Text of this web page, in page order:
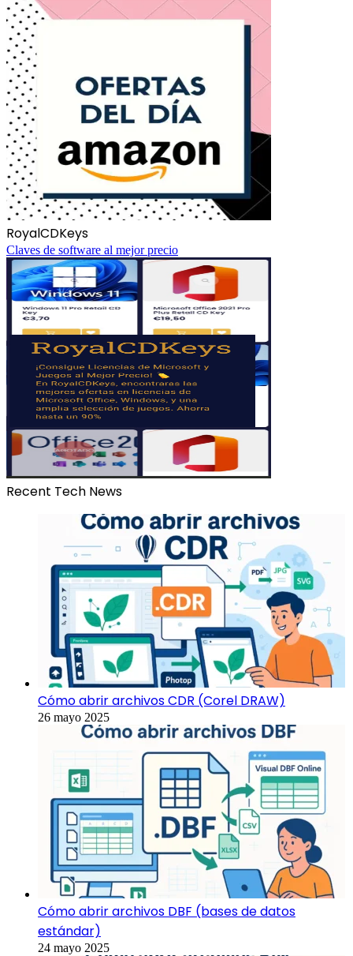
RoyalCDKeys
Claves de software al mejor precio
Recent Tech News
Cómo abrir archivos CDR (Corel DRAW)
26 mayo 2025
Cómo abrir archivos DBF (bases de datos
estándar)
24 mayo 2025